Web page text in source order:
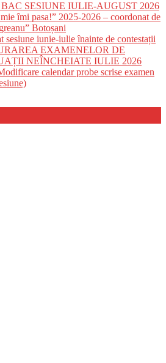
SESIUNE IULIE-AUGUST 2026
îmi pasa!” 2025-2026 – coordonat de
Botoșani
sesiune iunie-iulie înainte de contestații
EXAMENELOR DE
NEÎNCHEIATE IULIE 2026
calendar probe scrise examen